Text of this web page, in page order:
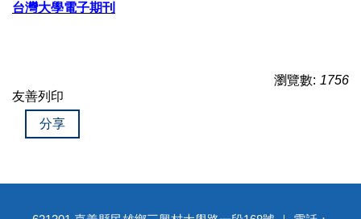
台灣大學電子期刊
瀏覽數: 1756
友善列印
分享